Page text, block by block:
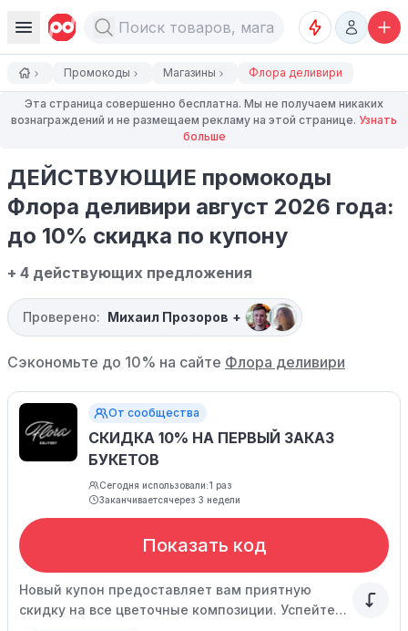
Промокоды Магазины Флора деливири
Эта страница совершенно бесплатна. Мы не получаем никаких
вознаграждений и не размещаем рекламу на этой странице. Узнать
больше
ДЕЙСТВУЮЩИЕ промокоды
Флора деливири август 2026 года:
до 10% скидка по купону
+ 4 действующих предложения
Проверено: Михаил Прозоров +
Сэкономьте до 10% на сайте Флора деливири
От сообщества
СКИДКА 10% НА ПЕРВЫЙ ЗАКАЗ
БУКЕТОВ
Сегодня использовали:1 раз
Заканчиваетсячерез 3 недели
Показать код
Новый купон предоставляет вам приятную
скидку на все цветочные композиции. Успейте